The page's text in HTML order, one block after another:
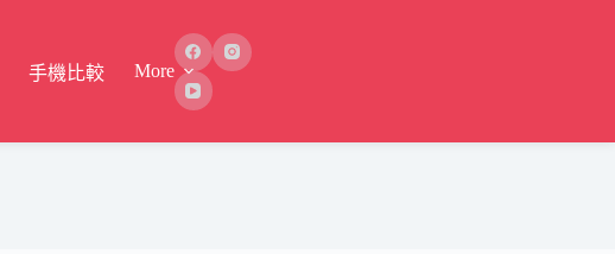
手機比較 More